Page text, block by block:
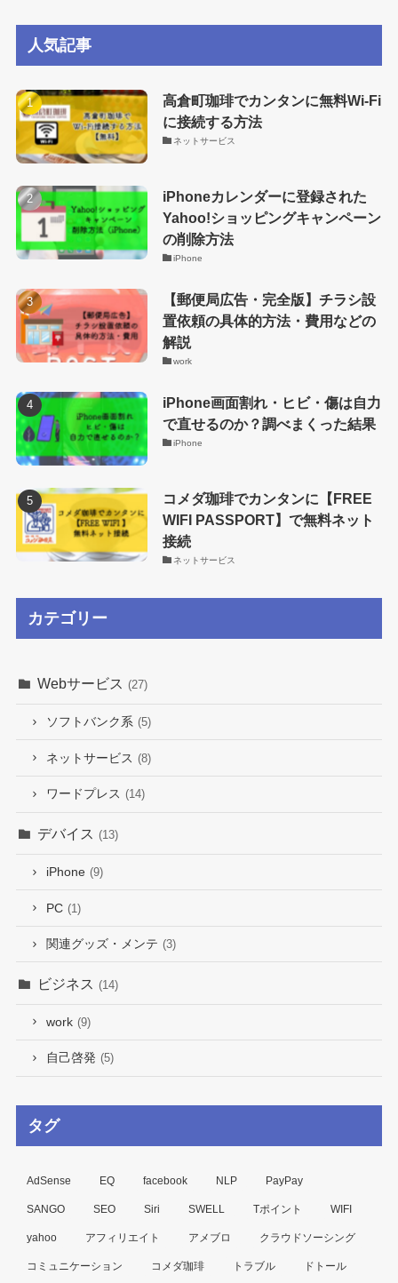
人気記事
高倉町珈琲でカンタンに無料Wi-Fi
に接続する方法
ネットサービス
iPhoneカレンダーに登録された
Yahoo!ショッピングキャンペーン
の削除方法
iPhone
【郵便局広告・完全版】チラシ設
置依頼の具体的方法・費用などの
解説
work
iPhone画面割れ・ヒビ・傷は自力
で直せるのか？調べまくった結果
iPhone
コメダ珈琲でカンタンに【FREE
WIFI PASSPORT】で無料ネット
接続
ネットサービス
カテゴリー
Webサービス (27)
ソフトバンク系 (5)
ネットサービス (8)
ワードプレス (14)
デバイス (13)
iPhone (9)
PC (1)
関連グッズ・メンテ (3)
ビジネス (14)
work (9)
自己啓発 (5)
タグ
AdSense EQ facebook NLP PayPay
SANGO SEO Siri SWELL Tポイント WIFI
yahoo アフィリエイト アメブロ クラウドソーシング
コミュニケーション コメダ珈琲 トラブル ドトール